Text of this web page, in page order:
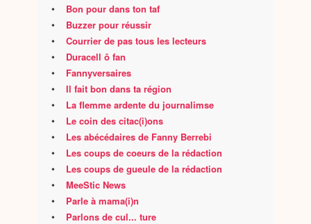
• Bon pour dans ton taf
• Buzzer pour réussir
• Courrier de pas tous les lecteurs
• Duracell ô fan
• Fannyversaires
• Il fait bon dans ta région
• La flemme ardente du journalimse
• Le coin des citac(i)ons
• Les abécédaires de Fanny Berrebi
• Les coups de coeurs de la rédaction
• Les coups de gueule de la rédaction
• MeeStic News
• Parle à mama(i)n
• Parlons de cul... ture